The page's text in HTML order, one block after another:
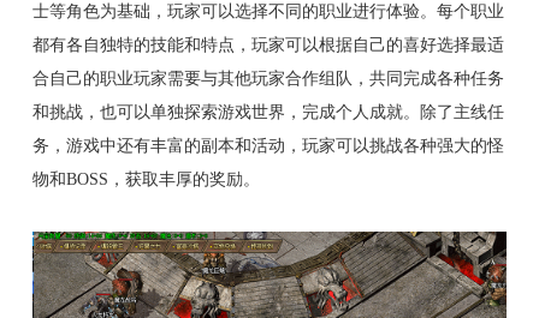
士等角色为基础，玩家可以选择不同的职业进行体验。每个职业
都有各自独特的技能和特点，玩家可以根据自己的喜好选择最适
合自己的职业玩家需要与其他玩家合作组队，共同完成各种任务
和挑战，也可以单独探索游戏世界，完成个人成就。除了主线任
务，游戏中还有丰富的副本和活动，玩家可以挑战各种强大的怪
物和BOSS，获取丰厚的奖励。